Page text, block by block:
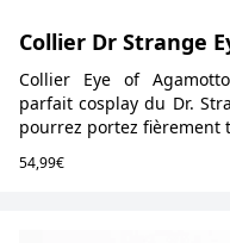
Collier Dr Strange
Collier Eye of
parfait cosplay du Dr.
pourrez portez fièrement
54,99€